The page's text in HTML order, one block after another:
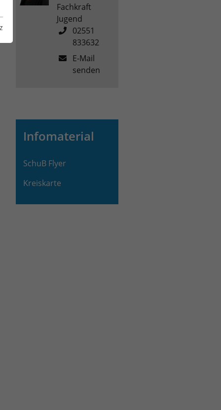
Fachkraft
Jugend
02551
833632
E-Mail
senden
Infomaterial
SchuB Flyer
Kreiskarte